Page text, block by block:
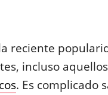
reciente
incluso
. Es complicado